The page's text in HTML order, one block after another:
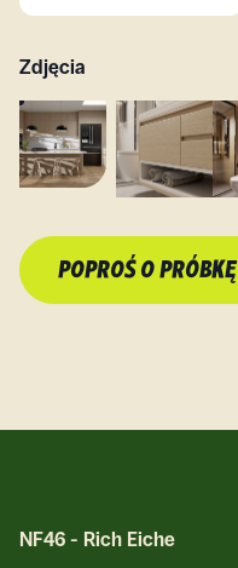
Zdjęcia
POPROŚ O PRÓBKĘ
NF46 - Rich Eiche